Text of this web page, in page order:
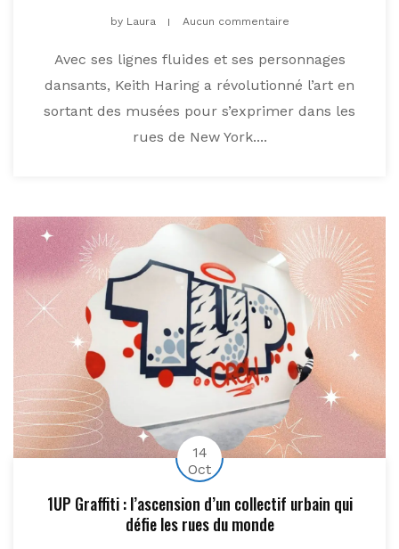
byLaura Aucun commentaire
Avec ses lignes fluides et ses personnages
dansants, Keith Haring a révolutionné l’art en
sortant des musées pour s’exprimer dans les
rues de New York....
14
Oct
1UP Graffiti : l’ascension d’un collectif urbain qui
défie les rues du monde